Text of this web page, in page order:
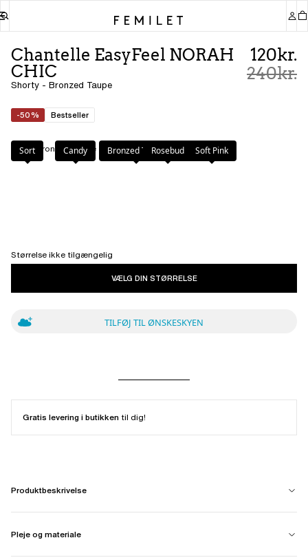
Chantelle EasyFeel NORAH
CHIC
Shorty - Bronzed Taupe
120kr.
240kr.
-50% Bestseller
Farve: Bronzed Taupe
Sort Candy Bronzed TaupeRosebud Soft Pink
Størrelse ikke tilgængelig
VÆLG DIN STØRRELSE
TILFØJ TIL ØNSKESKYEN
Gratis levering i butikken til dig!
Produktbeskrivelse
Pleje og materiale